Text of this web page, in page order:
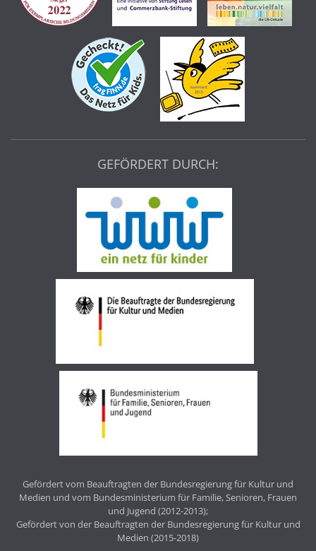
GEFÖRDERT DURCH:
Gefördert vom Beauftragten der Bundesregierung für Kultur und
Medien und vom Bundesministerium für Familie, Senioren, Frauen
und Jugend (2012-2013);
Gefördert von der Beauftragten der Bundesregierung für Kultur und
Medien (2015-2018)